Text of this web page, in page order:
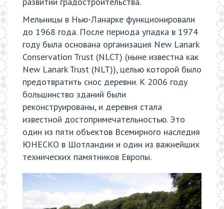
Мельницы в Нью-Ланарке функционировали
до 1968 года. После периода упадка в 1974
году была основана организация New Lanark
Conservation Trust (NLCT) (ныне известна как
New Lanark Trust (NLT)), целью которой было
предотвратить снос деревни. К 2006 году
большинство зданий были
реконструированы, и деревня стала
известной достопримечательностью. Это
один из пяти объектов Всемирного наследия
ЮНЕСКО в Шотландии и один из важнейших
технических памятников Европы.